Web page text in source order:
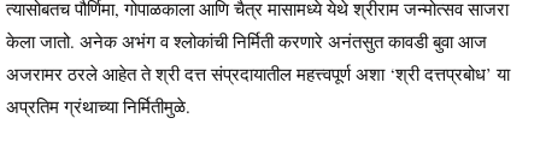
त्यासोबतच पौर्णिमा, गोपाळकाला आणि चैत्र मासामध्ये येथे श्रीराम जन्मोत्सव साजरा
केला जातो. अनेक अभंग व श्लोकांची निर्मिती करणारे अनंतसुत कावडी बुवा आज
अजरामर ठरले आहेत ते श्री दत्त संप्रदायातील महत्त्वपूर्ण अशा ‘श्री दत्तप्रबोध’ या
अप्रतिम ग्रंथाच्या निर्मितीमुळे.